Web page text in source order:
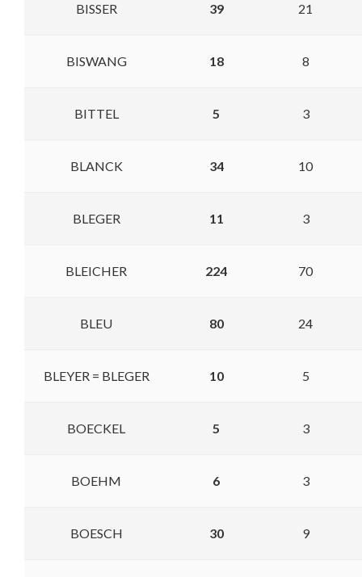
BISSER 39 21
BISWANG 18 8
BITTEL 5 3
BLANCK 34 10
BLEGER 11 3
BLEICHER 224 70
BLEU 80 24
BLEYER = BLEGER 10 5
BOECKEL 5 3
BOEHM 6 3
BOESCH 30 9